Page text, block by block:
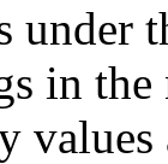
under
in